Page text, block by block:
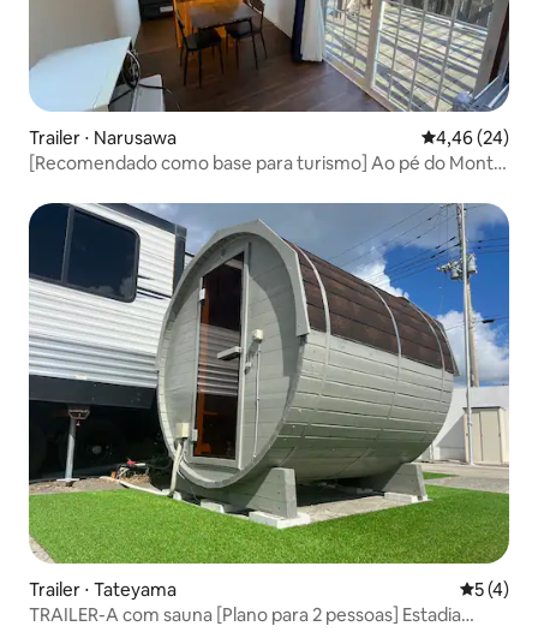
Trailer ⋅ Narusawa 4,46 de uma
4,46 (24)
[Recomendado como base para turismo] Ao pé do Monte
aquecido
Trailer ⋅ Tateyama 5 de
5 (4)
TRAILER-A com sauna [Plano para 2 pessoas] Estadia